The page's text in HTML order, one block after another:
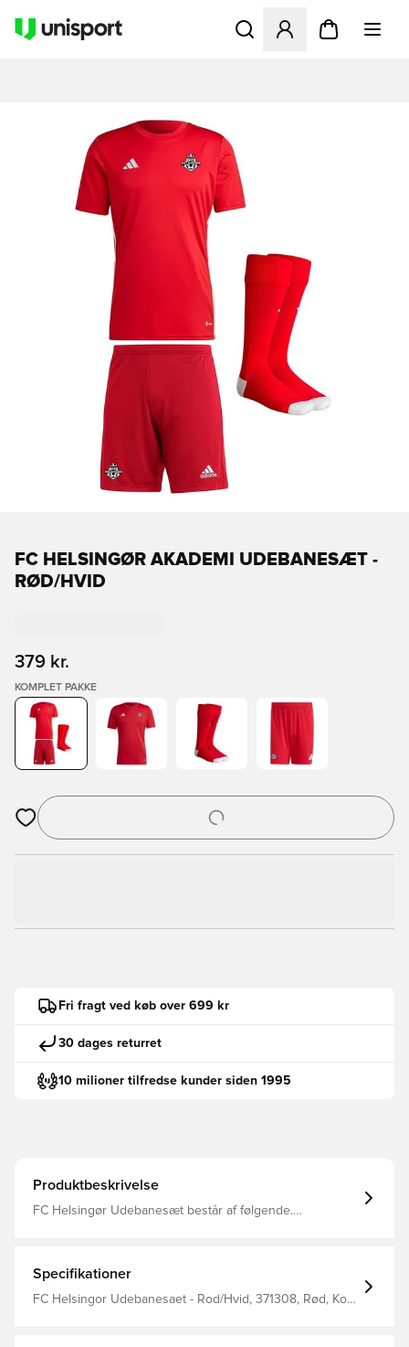
Åbner en Modal til at
FC HELSINGØR AKADEMI UDEBANESÆT -
RØD/HVID
379 kr.
KOMPLET PAKKE
Åbner en Modal til at logge ind eller tilmelde dig som medlem
Fri fragt ved køb over 699 kr
30 dages returret
10 milioner tilfredse kunder siden 1995
Produktbeskrivelse
FC Helsingør Udebanesæt består af følgende.
Specifikationer
FC Helsingor Udebanesaet - Rod/Hvid, 371308, Rød, Kort